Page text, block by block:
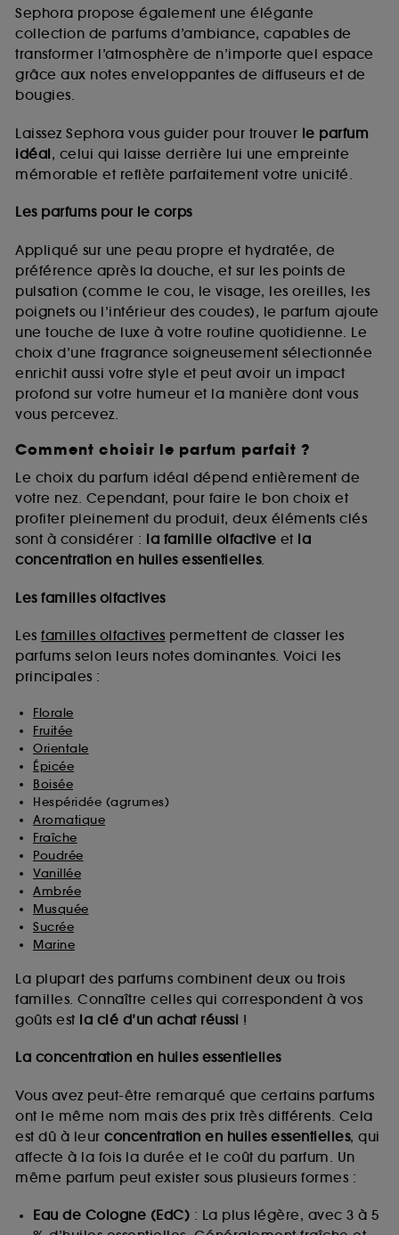
Sephora propose également une élégante
collection de parfums d’ambiance, capables de
transformer l’atmosphère de n’importe quel espace
grâce aux notes enveloppantes de diffuseurs et de
bougies.
Laissez Sephora vous guider pour trouver le parfum
idéal, celui qui laisse derrière lui une empreinte
mémorable et reflète parfaitement votre unicité.
Les parfums pour le corps
Appliqué sur une peau propre et hydratée, de
préférence après la douche, et sur les points de
pulsation (comme le cou, le visage, les oreilles, les
poignets ou l’intérieur des coudes), le parfum ajoute
une touche de luxe à votre routine quotidienne. Le
choix d’une fragrance soigneusement sélectionnée
enrichit aussi votre style et peut avoir un impact
profond sur votre humeur et la manière dont vous
vous percevez.
Comment choisir le parfum parfait ?
Le choix du parfum idéal dépend entièrement de
votre nez. Cependant, pour faire le bon choix et
profiter pleinement du produit, deux éléments clés
sont à considérer : la famille olfactive et la
concentration en huiles essentielles.
Les familles olfactives
Les familles olfactives permettent de classer les
parfums selon leurs notes dominantes. Voici les
principales :
Florale
Fruitée
Orientale
Épicée
Boisée
Hespéridée (agrumes)
Aromatique
Fraîche
Poudrée
Vanillée
Ambrée
Musquée
Sucrée
Marine
La plupart des parfums combinent deux ou trois
familles. Connaître celles qui correspondent à vos
goûts est la clé d’un achat réussi !
La concentration en huiles essentielles
Vous avez peut-être remarqué que certains parfums
ont le même nom mais des prix très différents. Cela
est dû à leur concentration en huiles essentielles, qui
affecte à la fois la durée et le coût du parfum. Un
même parfum peut exister sous plusieurs formes :
Eau de Cologne (EdC) : La plus légère, avec 3 à 5
de vous plaire via des publicités, y compris sur des
sites tiers et sur les réseaux sociaux, sur la base
des pages que vous avez consultées, de votre
navigation, et de l'historique de vos interactions.
d’en améliorer la performance.
Cookies de sécurisation des paiements en ligne :
fraudes aux moyens de paiement et les
usurpations d’identité.
Cookies fonctionnels :il s’agit de cookies
permettant l’affichage et/ou la fourniture de
certaines fonctionnalités du site, tel que les
cookies d’authentification qui sont utilisés afin de
vous faire bénéficier de l’authentification
prolongée vous permettant d’accéder à votre
compte lors de votre prochaine visite sur le site
sans saisir à nouveau votre identifiant et mot de
passe.
A l'exception des cookies techniques, le dépôt et la
lecture de ces traceurs requiert votre accord. Vous
pouvez personnaliser vos choix concernant le dépôt
de ces cookies grâce au bouton "personnaliser mes
choix" ci-dessous ou décider de "tout accepter".
Sephora pourra associer les informations de
navigation collectées par ces Cookies, pour les
collectées ou générées lors de votre activité en ligne
sur "continuer sans accepter". Voous pouvez à tout
moment choisir de retirer votrte consentement. Si vous
souhaitez obtenir plus d'information sur les cookies
utilisés, cliquez